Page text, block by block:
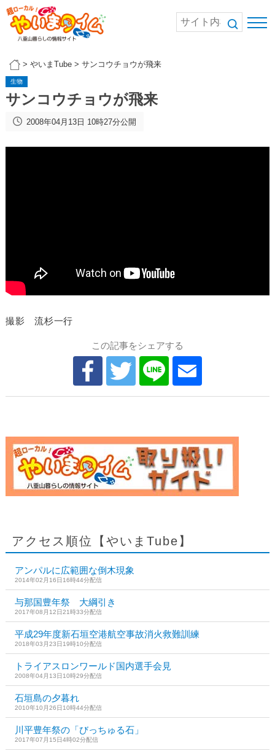
> やいまTube> サンコウチョウが飛来
生物
サンコウチョウが飛来
2008年04月13日 10時27分公開
撮影 流杉一行
この記事をシェアする
アクセス順位【やいまTube】
アンパルに広範囲な倒木現象
2014年02月16日16時44分配信
与那国豊年祭 大綱引き
2017年08月12日21時33分配信
平成29年度新石垣空港航空事故消火救難訓練
2018年03月23日19時10分配信
トライアスロンワールド国内選手会見
2008年04月13日10時29分配信
石垣島の夕暮れ
2010年10月26日10時44分配信
川平豊年祭の「びっちゅる石」
2017年07月15日4時02分配信